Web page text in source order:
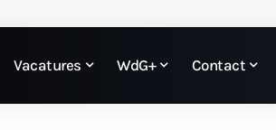
Vacatures WdG+ Contact